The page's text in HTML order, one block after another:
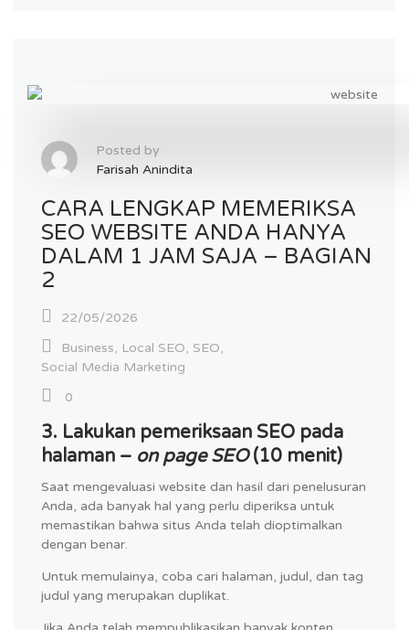
Posted by
Farisah Anindita
CARA LENGKAP MEMERIKSA
SEO WEBSITE ANDA HANYA
DALAM 1 JAM SAJA – BAGIAN
2
22/05/2026
Business, Local SEO, SEO,
Social Media Marketing
0
3. Lakukan pemeriksaan SEO pada
halaman – on page SEO(10 menit)
Saat mengevaluasi website dan hasil dari penelusuran
Anda, ada banyak hal yang perlu diperiksa untuk
memastikan bahwa situs Anda telah dioptimalkan
dengan benar.
Untuk memulainya, coba cari halaman, judul, dan tag
judul yang merupakan duplikat.